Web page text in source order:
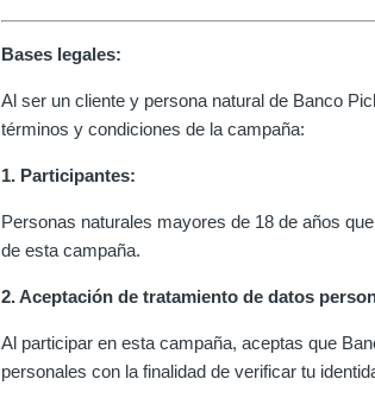
Bases legales:
Al ser un cliente y persona natural de Banco
términos y condiciones de la campaña:
1. Participantes:
Personas naturales mayores de 18 de años
de esta campaña.
2. Aceptación de tratamiento de datos
Al participar en esta campaña, aceptas que
personales con la finalidad de verificar tu